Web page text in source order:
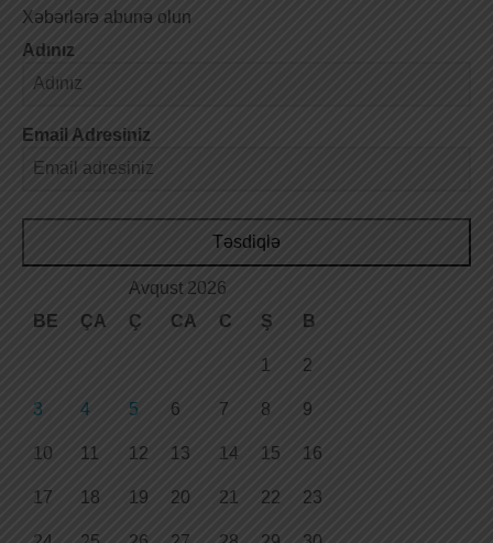
Xəbərlərə abunə olun
Adınız
Email Adresiniz
Təsdiqlə
Avqust 2026
BE
ÇA Ç CA C Ş B
1 2
3 4 5 6 7 8 9
10 11 12 13 14 15 16
17 18 19 20 21 22 23